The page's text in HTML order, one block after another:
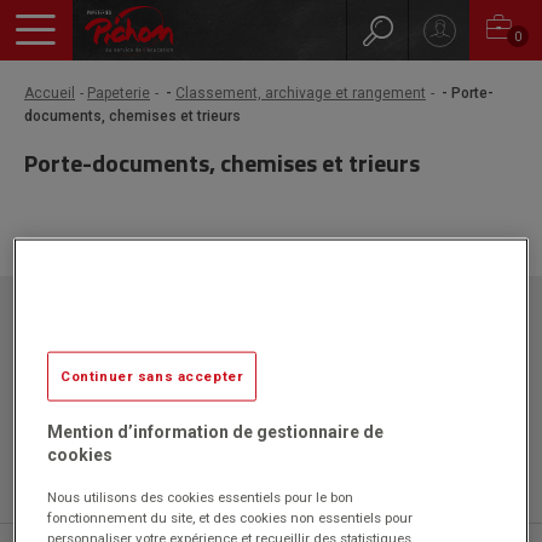
0
Accueil Papeterie - Classement, archivage et rangement
- Porte-
documents, chemises et trieurs
Porte-documents, chemises et trieurs
Continuer sans accepter
Mention d’information de gestionnaire de
cookies
Nous utilisons des cookies essentiels pour le bon
fonctionnement du site, et des cookies non essentiels pour
personnaliser votre expérience et recueillir des statistiques.